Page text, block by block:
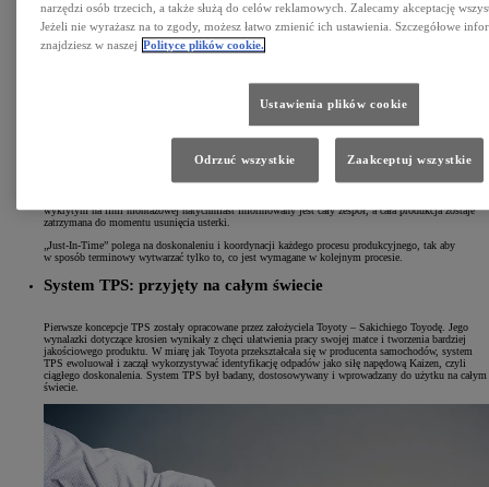
„inteligentna automatyzacja”. Nazwano tak też metodę szybkiej identyfikacji i naprawy wszelkich
w dowolnym momencie mogą wykorzystać „andon” i zatrzymać linię produkcyjną, aby uniknąć
wykrytym na linii montażowej natychmiast informowany jest cały zespół, a cała produkcja zostaje
zatrzymana do momentu usunięcia usterki.
„Just-In-Time” polega na doskonaleniu i koordynacji każdego procesu produkcyjnego, tak aby
w sposób terminowy wytwarzać tylko to, co jest wymagane w kolejnym procesie.
System TPS: przyjęty na całym świecie
Pierwsze koncepcje TPS zostały opracowane przez założyciela Toyoty – Sakichiego Toyodę. Jego
wynalazki dotyczące krosien wynikały z chęci ułatwienia pracy swojej matce i tworzenia bardziej
jakościowego produktu. W miarę jak Toyota przekształcała się w producenta samochodów, system
TPS ewoluował i zaczął wykorzystywać identyfikację odpadów jako siłę napędową Kaizen, czyli
ciągłego doskonalenia. System TPS był badany, dostosowywany i wprowadzany do użytku na całym
świecie.
narzędzi osób trzecich, a także służą do celów reklamowych. Zalecamy akceptację
Jeżeli nie wyrażasz na to zgody, możesz łatwo zmienić ich ustawienia. Szczegółowe
znajdziesz w naszej Polityce plików cookie.
Ustawienia plików cookie
Odrzuć wszystkie Zaakceptuj wszystkie